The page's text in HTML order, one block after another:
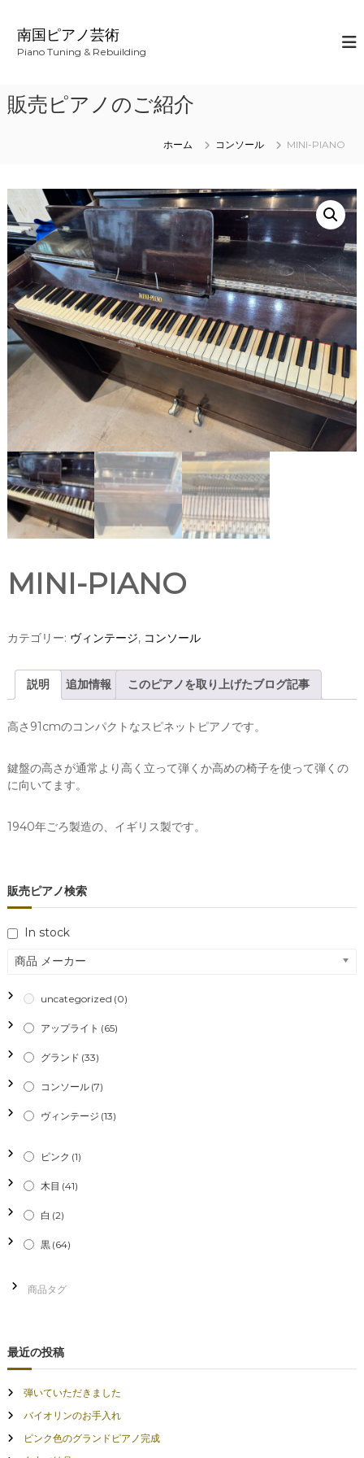
へ
ス
南国ピアノ芸術
Piano Tuning & Rebuilding
販売ピアノのご紹介
ホーム コンソール MINI-PIANO
MINI-PIANO
カテゴリー: ヴィンテージ, コンソール
説明 追加情報 このピアノを取り上げたブログ記事
高さ91cmのコンパクトなスピネットピアノです。
鍵盤の高さが通常より高く立って弾くか高めの椅子を使って弾くの
に向いてます。
1940年ごろ製造の、イギリス製です。
販売ピアノ検索
In stock
商品 メーカー
uncategorized (0)
アップライト (65)
グランド (33)
コンソール (7)
ヴィンテージ (13)
ピンク (1)
木目 (41)
白 (2)
黒 (64)
最近の投稿
弾いていただきました
バイオリンのお手入れ
ピンク色のグランドピアノ完成